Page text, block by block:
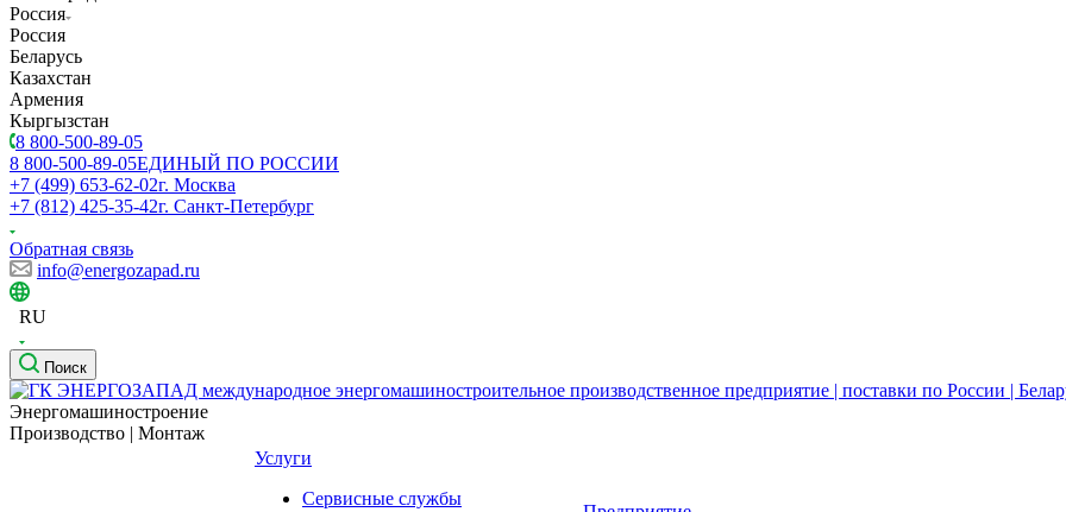
Россия
Россия
Беларусь
Казахстан
Армения
Кыргызстан
8 800-500-89-05
8 800-500-89-05ЕДИНЫЙ ПО РОССИИ
+7 (499) 653-62-02г. Москва
+7 (812) 425-35-42г. Санкт-Петербург
Обратная связь
info@energozapad.ru
RU
Поиск
Энергомашиностроение
Производство | Монтаж
Услуги
Сервисные службы